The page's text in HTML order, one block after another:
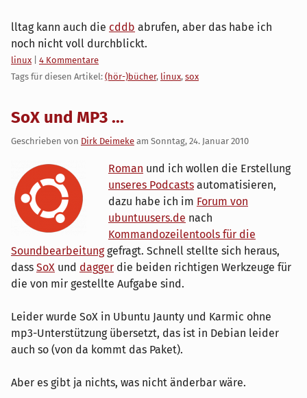
lltag kann auch die cddb abrufen, aber das habe ich
noch nicht voll durchblickt.
Kategorien:
linux
4 Kommentare
Tags für diesen Artikel: (hör-)bücher, linux, sox
SoX und MP3 ...
Geschrieben von Dirk Deimeke am Sonntag, 24. Januar 2010
Roman und ich wollen die Erstellung
unseres Podcasts automatisieren,
dazu habe ich im Forum von
ubuntuusers.de nach
Kommandozeilentools für die
Soundbearbeitunggefragt. Schnell stellte sich heraus,
dass SoX und dagger die beiden richtigen Werkzeuge für
die von mir gestellte Aufgabe sind.
Leider wurde SoX in Ubuntu Jaunty und Karmic ohne
mp3-Unterstützung übersetzt, das ist in Debian leider
auch so (von da kommt das Paket).
Aber es gibt ja nichts, was nicht änderbar wäre.